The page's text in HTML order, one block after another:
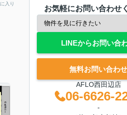
入り
お気軽にお問い合わせ
LINEからお問い合
無料お問い合わせ
AFLO西田辺店
06-6626-
-